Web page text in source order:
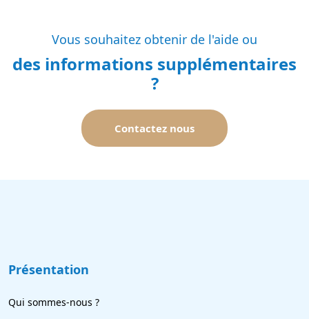
Vous souhaitez obtenir de l'aide ou
des informations supplémentaires
?
Contactez nous
Présentation
Qui sommes-nous ?